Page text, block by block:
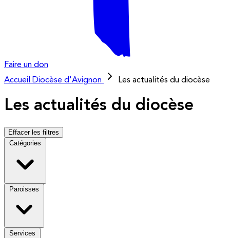
Faire un don
Accueil
Diocèse d'Avignon Les actualités du diocèse
Les actualités du diocèse
Effacer les filtres
Catégories
Paroisses
Services